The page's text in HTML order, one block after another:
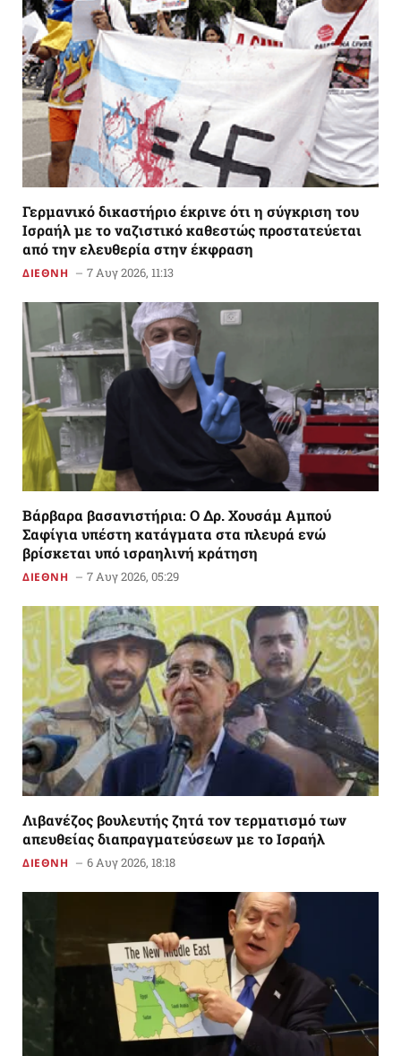
Γερμανικό δικαστήριο έκρινε ότι η σύγκριση του
Ισραήλ με το ναζιστικό καθεστώς προστατεύεται
από την ελευθερία στην έκφραση
ΔΙΕΘΝΗ 7 Αυγ 2026, 11:13
Βάρβαρα βασανιστήρια: Ο Δρ. Χουσάμ Αμπού
Σαφίγια υπέστη κατάγματα στα πλευρά ενώ
βρίσκεται υπό ισραηλινή κράτηση
ΔΙΕΘΝΗ 7 Αυγ 2026, 05:29
Λιβανέζος βουλευτής ζητά τον τερματισμό των
απευθείας διαπραγματεύσεων με το Ισραήλ
ΔΙΕΘΝΗ 6 Αυγ 2026, 18:18